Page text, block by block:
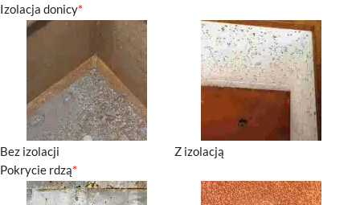
*
Izolacja donicy
Bez izolacji
Z izolacją
*
Pokrycie rdzą